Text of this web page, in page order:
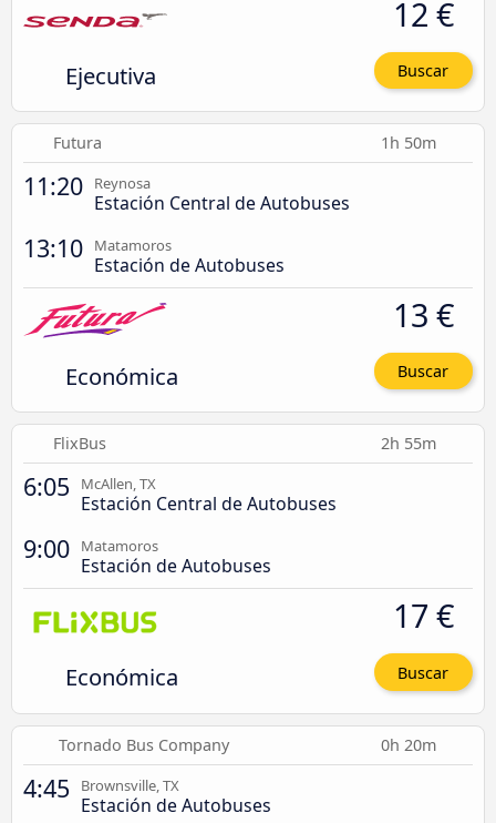
Ejecutiva
12 €
Buscar
Futura 1h 50m
11:20 Reynosa
Estación Central de Autobuses
13:10 Matamoros
Estación de Autobuses
Económica
13 €
Buscar
FlixBus 2h 55m
6:05 McAllen, TX
Estación Central de Autobuses
9:00 Matamoros
Estación de Autobuses
Económica
17 €
Buscar
Tornado Bus Company 0h 20m
4:45 Brownsville, TX
Estación de Autobuses